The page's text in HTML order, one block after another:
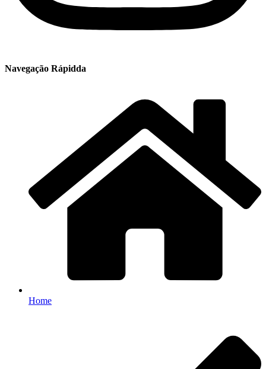
Navegação Rápidda
Home